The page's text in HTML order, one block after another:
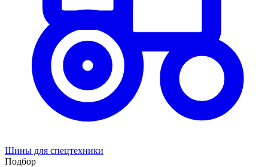
Шины для спецтехники
Подбор